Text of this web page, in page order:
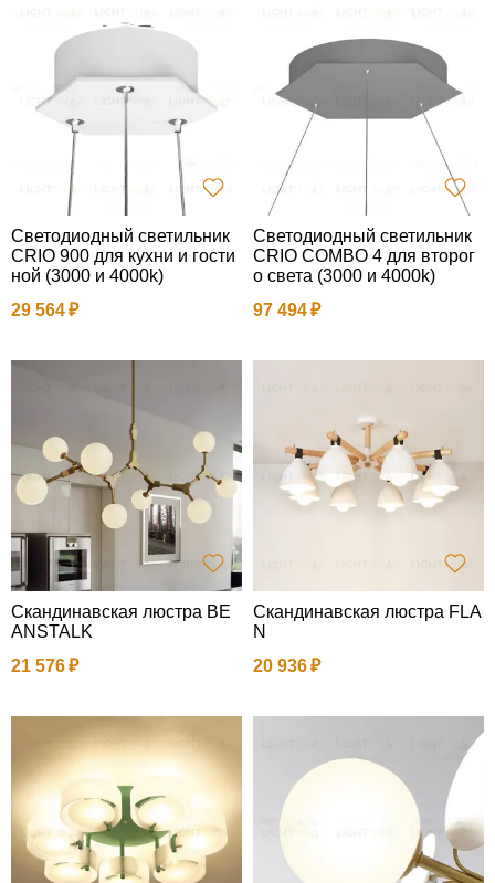
Светодиодный светильник
CRIO 900 для кухни и гости
ной (3000 и 4000k)
29 564
Светодиодный светильник
CRIO COMBO 4 для второг
о света (3000 и 4000k)
97 494
Скандинавская люстра BE
ANSTALK
21 576
Скандинавская люстра FLA
N
20 936